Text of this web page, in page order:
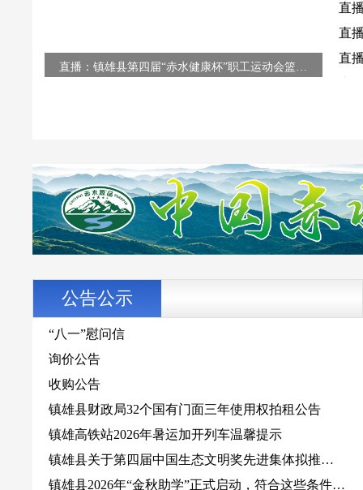
镇雄开展端午公益活动募集33.4万余元助力老少关爱
直播：镇雄县第四届“赤水健康杯”职工运动会篮球
直
直
直
题
直播：镇雄县第十七届人民代表大会第六次会议第二
次全会
直播：政协镇雄县第十届委员会第五次会议开幕式
直播：“云南美好生活·2025风吹稻浪”网络主题音乐暨
直播带货活动
公告公示
“八一”慰问信
询价公告
收购公告
镇雄县财政局32个国有门面三年使用权拍租公告
镇雄高铁站2026年暑运加开列车温馨提示
镇雄县关于第四届中国生态文明奖先进集体拟推荐对
象的公示
镇雄县2026年“金秋助学”正式启动，符合这些条件可